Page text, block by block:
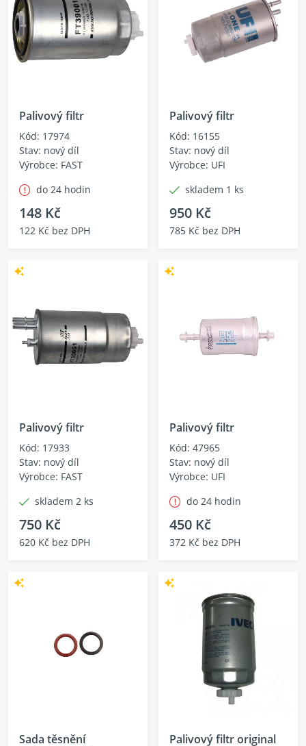
Palivový filtr
Kód: 17974
Stav: nový díl
Výrobce: FAST
do 24 hodin
148 Kč
122 Kč bez DPH
Palivový filtr
Kód: 16155
Stav: nový díl
Výrobce: UFI
skladem 1 ks
950 Kč
785 Kč bez DPH
Palivový filtr
Kód: 17933
Stav: nový díl
Výrobce: FAST
skladem 2 ks
750 Kč
620 Kč bez DPH
Palivový filtr
Kód: 47965
Stav: nový díl
Výrobce: UFI
do 24 hodin
450 Kč
372 Kč bez DPH
Sada těsnění
Palivový filtr original